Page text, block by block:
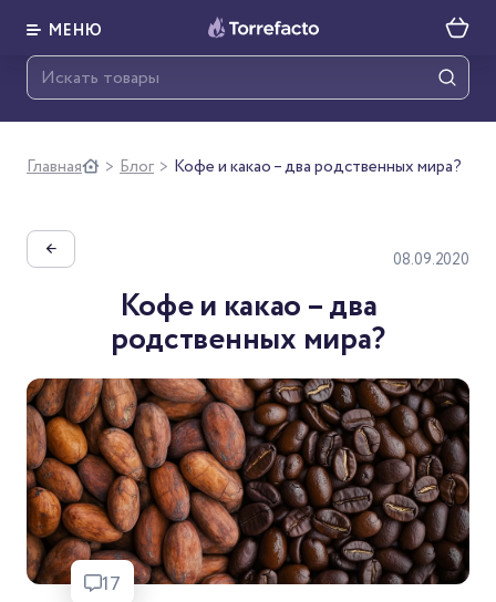
МЕНЮ
Главная > Блог > Кофе и какао – два родственных мира?
← 08.09.2020
Кофе и какао – два
родственных мира?
17